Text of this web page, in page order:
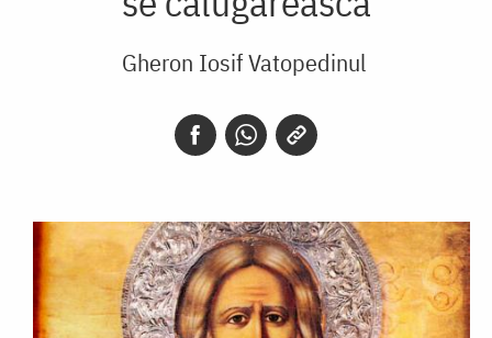
Gheron Iosif Vatopedinul